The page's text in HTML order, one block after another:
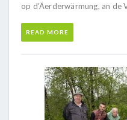
op d’Äerderwärmung, an de
READ MORE